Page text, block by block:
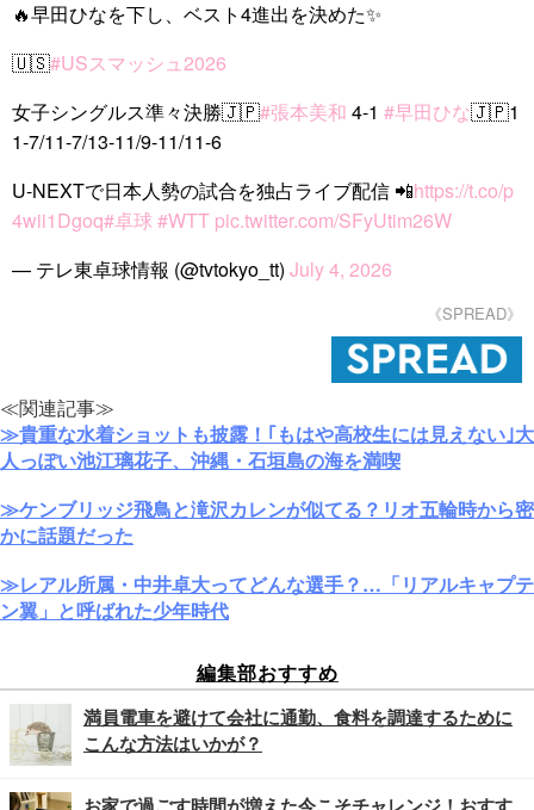
🔥早田ひなを下し、ベスト4進出を決めた✨
🇺🇸#USスマッシュ2026
女子シングルス準々決勝🇯🇵#張本美和 4-1 #早田ひな🇯🇵1
1-7/11-7/13-11/9-11/11-6
U-NEXTで日本人勢の試合を独占ライブ配信 📲https://t.co/p
4wii1Dgoq#卓球 #WTT pic.twitter.com/SFyUtim26W
— テレ東卓球情報 (@tvtokyo_tt) July 4, 2026
《SPREAD》
≪関連記事≫
≫貴重な水着ショットも披露！｢もはや高校生には見えない｣大
人っぽい池江璃花子、沖縄・石垣島の海を満喫
≫ケンブリッジ飛鳥と滝沢カレンが似てる？リオ五輪時から密
かに話題だった
≫レアル所属・中井卓大ってどんな選手？…「リアルキャプテ
ン翼」と呼ばれた少年時代
編集部おすすめ
満員電車を避けて会社に通勤、食料を調達するために
こんな方法はいかが？